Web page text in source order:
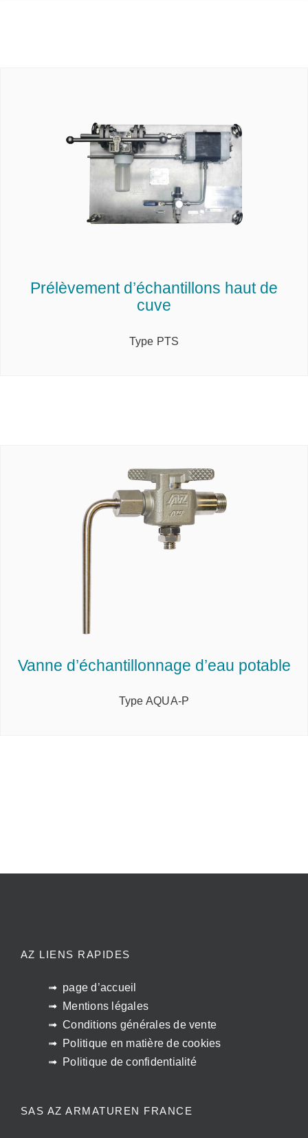
Prélèvement d’échantillons haut de
cuve
Type PTS
Vanne d’échantillonnage d’eau potable
Type AQUA-P
AZ LIENS RAPIDES
page d’accueil
Mentions légales
Conditions générales de vente
Politique en matière de cookies
Politique de confidentialité
SAS AZ ARMATUREN FRANCE